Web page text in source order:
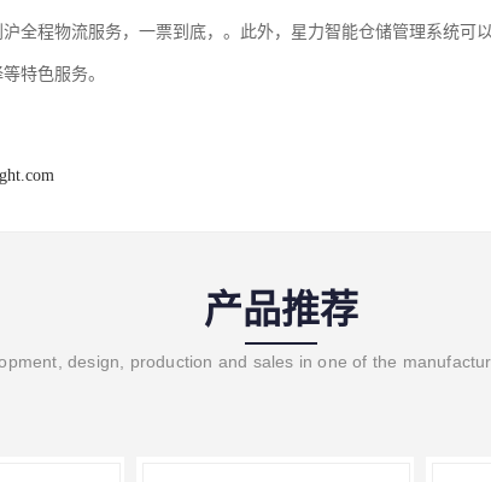
沪全程物流服务，一票到底，。此外，星力智能仓储管理系统可
特色服务。
产品推荐
design, production and sales in one of the